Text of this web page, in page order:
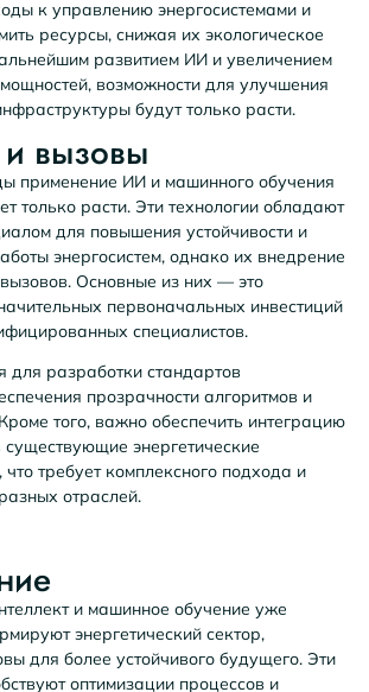
к управлению энергосистемами и
ресурсы, снижая их экологическое
развитием ИИ и увеличением
возможности для улучшения
будут только расти.
вызовы
применение ИИ и машинного обучения
только расти. Эти технологии обладают
для повышения устойчивости и
энергосистем, однако их внедрение
Основные из них — это
первоначальных инвестиций
специалистов.
для разработки стандартов
прозрачности алгоритмов и
того, важно обеспечить интеграцию
энергетические
требует комплексного подхода и
отраслей.
и машинное обучение уже
энергетический сектор,
для более устойчивого будущего. Эти
оптимизации процессов и